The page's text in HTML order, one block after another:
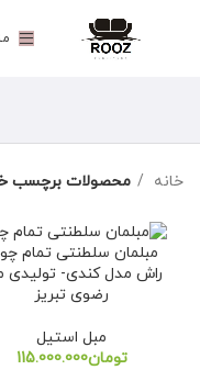
خانه محصولات برچسب
مبلمان سلطنتی تمام
راش مدل کندی- تولیدی
رضوی تبریز
مبل استیل
تومان